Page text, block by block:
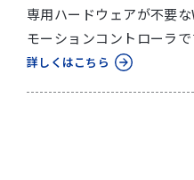
専用ハードウェアが不要
モーションコントローラ
詳しくはこちら